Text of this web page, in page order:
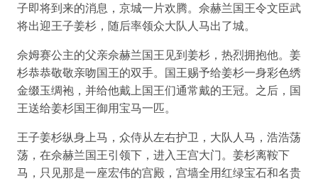
子即将到来的消息，京城一片欢腾。佘赫兰国王令文臣武
将出迎王子姜杉，随后率领众大队人马出了城。
佘姆赛公主的父亲佘赫兰国王见到姜杉，热烈拥抱他。姜
杉恭恭敬敬亲吻国王的双手。国王赐予给姜杉一身彩色绣
金缀玉绸袍，并给他戴上国王们通常戴的王冠。之后，国
王送给姜杉国王御用宝马一匹。
王子姜杉纵身上马，众侍从左右护卫，大队人马，浩浩荡
荡，在佘赫兰国王引领下，进入王宫大门。姜杉离鞍下
马，只见那是一座宏伟的宫殿，宫墙全用红绿宝石和名贵